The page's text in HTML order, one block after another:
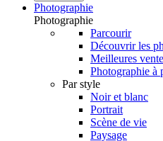
Photographie
Photographie
Parcourir
Découvrir les
Meilleures
Photographie à
Par style
Noir et blanc
Portrait
Scène de vie
Paysage